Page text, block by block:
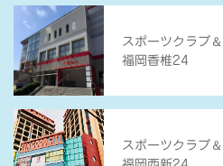
スポーツクラブ ＆
福岡香椎24
スポーツクラブ ＆